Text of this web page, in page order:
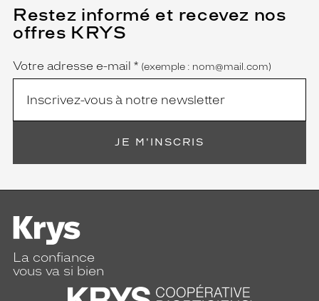
Restez informé et recevez nos
offres KRYS
Name
Votre adresse e-mail *
(Ce
champ
est
(exemple : nom@mail.com)
JE M'INSCRIS
La confiance
vous va si bien